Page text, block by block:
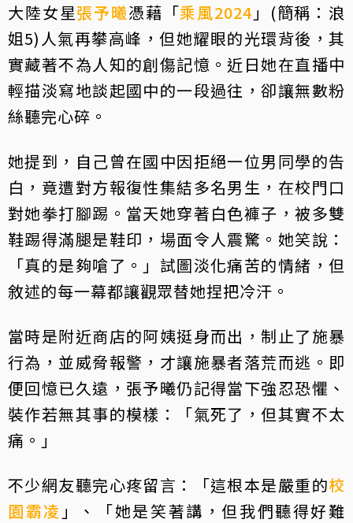
大陸女星張予曦憑藉「乘風2024 」(簡稱：浪
姐5)人氣再攀高峰，但她耀眼的光環背後，其
實藏著不為人知的創傷記憶。近日她在直播中
輕描淡寫地談起國中的一段過往，卻讓無數粉
絲聽完心碎。
她提到，自己曾在國中因拒絕一位男同學的告
白，竟遭對方報復性集結多名男生，在校門口
對她拳打腳踢。當天她穿著白色褲子，被多雙
鞋踢得滿腿是鞋印，場面令人震驚。她笑說：
「真的是夠嗆了。」試圖淡化痛苦的情緒，但
敘述的每一幕都讓觀眾替她捏把冷汗。
當時是附近商店的阿姨挺身而出，制止了施暴
行為，並威脅報警，才讓施暴者落荒而逃。即
便回憶已久遠，張予曦仍記得當下強忍恐懼、
裝作若無其事的模樣：「氣死了，但其實不太
痛。」
不少網友聽完心疼留言：「這根本是嚴重的校
園霸凌 」、「她是笑著講，但我們聽得好難